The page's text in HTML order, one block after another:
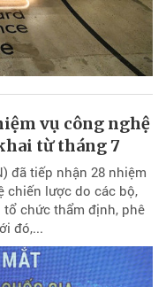
vụ công nghệ
từ tháng 7
đã tiếp nhận 28 nhiệm
chiến lược do các bộ,
chức thẩm định, phê
đó,...